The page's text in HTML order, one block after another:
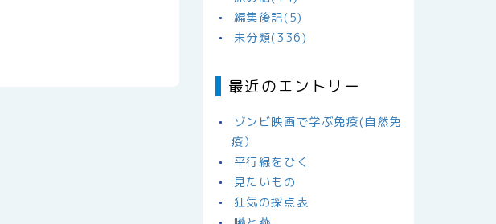
編集後記(5)
未分類(336)
最近のエントリー
ゾンビ映画で学ぶ免疫(自然免
疫）
平行線をひく
見たいもの
狂気の採点表